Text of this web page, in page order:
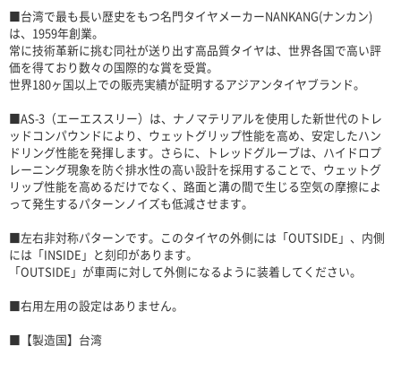
■台湾で最も長い歴史をもつ名門タイヤメーカーNANKANG(ナンカン)
は、1959年創業。
常に技術革新に挑む同社が送り出す高品質タイヤは、世界各国で高い評
価を得ており数々の国際的な賞を受賞。
世界180ヶ国以上での販売実績が証明するアジアンタイヤブランド。
■AS-3（エーエススリー）は、ナノマテリアルを使用した新世代のトレ
ッドコンパウンドにより、ウェットグリップ性能を高め、安定したハン
ドリング性能を発揮します。さらに、トレッドグルーブは、ハイドロプ
レーニング現象を防ぐ排水性の高い設計を採用することで、ウェットグ
リップ性能を高めるだけでなく、路面と溝の間で生じる空気の摩擦によ
って発生するパターンノイズも低減させます。
■左右非対称パターンです。このタイヤの外側には「OUTSIDE」、内側
には「INSIDE」と刻印があります。
「OUTSIDE」が車両に対して外側になるように装着してください。
■右用左用の設定はありません。
■【製造国】台湾